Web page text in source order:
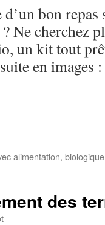
bon
Ne cherchez
un kit tout
en images :
alimentation, biologique
des